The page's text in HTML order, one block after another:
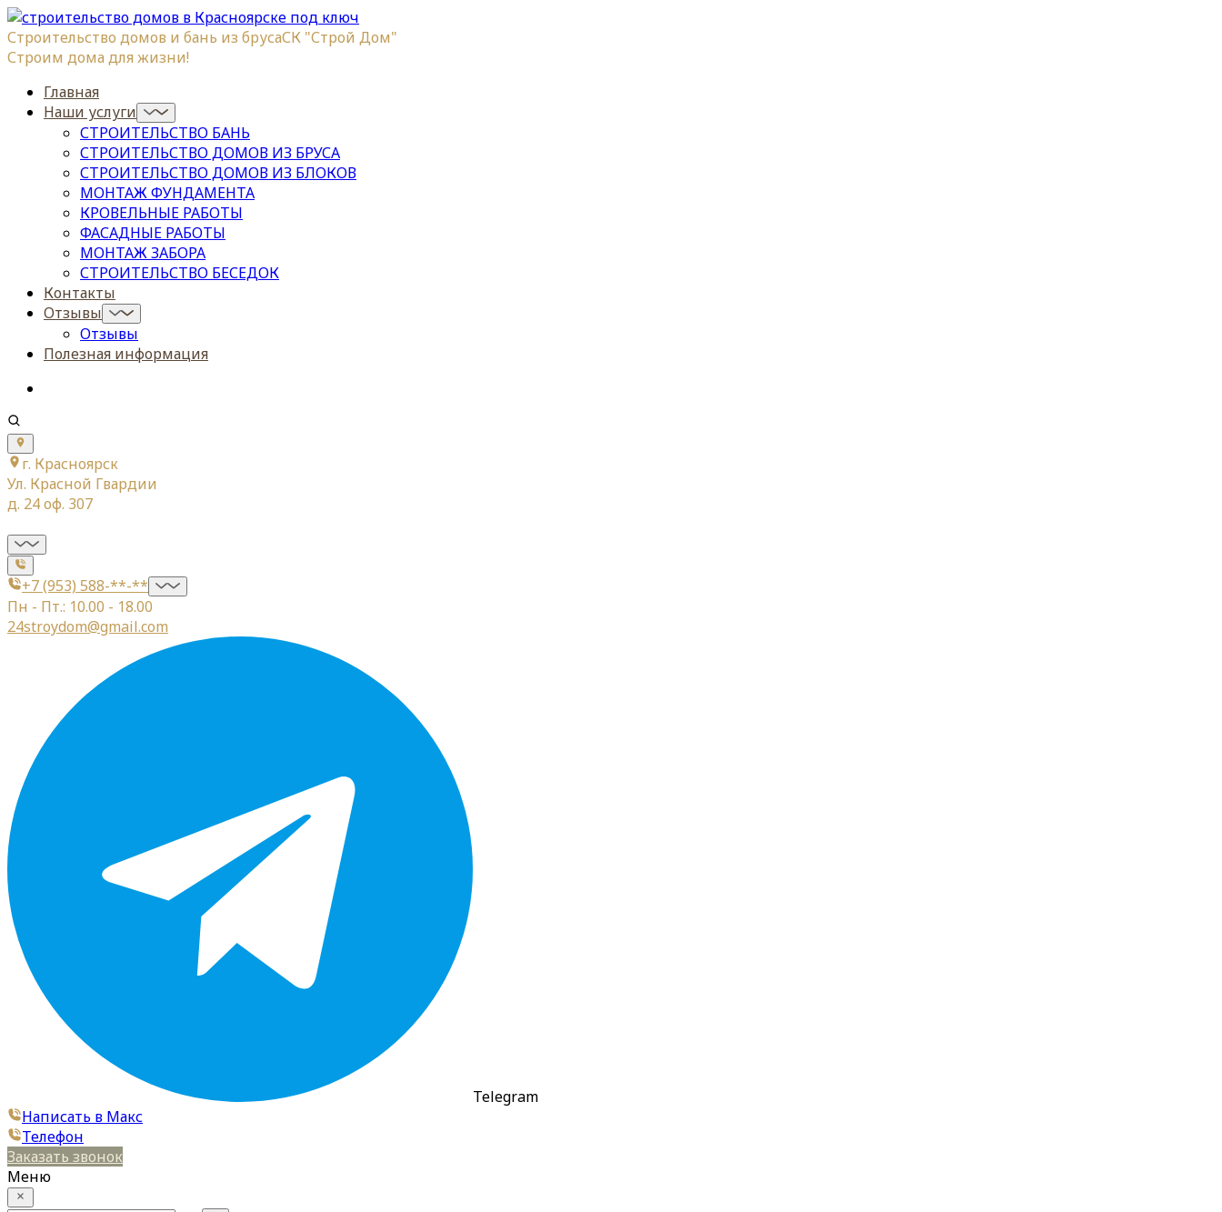
Строительство домов и бань из брусаСК "Строй Дом"
Строим дома для жизни!
Главная
Наши услуги
СТРОИТЕЛЬСТВО БАНЬ
СТРОИТЕЛЬСТВО ДОМОВ ИЗ БРУСА
СТРОИТЕЛЬСТВО ДОМОВ ИЗ БЛОКОВ
МОНТАЖ ФУНДАМЕНТА
КРОВЕЛЬНЫЕ РАБОТЫ
ФАСАДНЫЕ РАБОТЫ
МОНТАЖ ЗАБОРА
СТРОИТЕЛЬСТВО БЕСЕДОК
Контакты
Отзывы
Отзывы
Полезная информация
г. Красноярск
Ул. Красной Гвардии
д. 24 оф. 307
+7 (953) 588-**-**
Пн - Пт.: 10.00 - 18.00
24stroydom@gmail.com
Telegram
Написать в Макс
Телефон
Заказать звонок
Меню